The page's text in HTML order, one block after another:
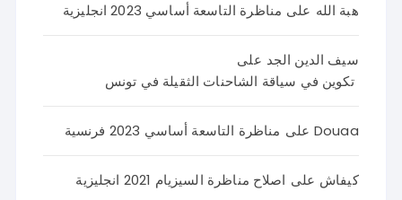
هبة الله على مناظرة التاسعة أساسي 2023 انجليزية
سيف الدين الجد على
تكوين في سياقة الشاحنات الثقيلة في تونس
Douaa على مناظرة التاسعة أساسي 2023 فرنسية
كيفاش على اصلاح مناظرة السيزيام 2021 انجليزية